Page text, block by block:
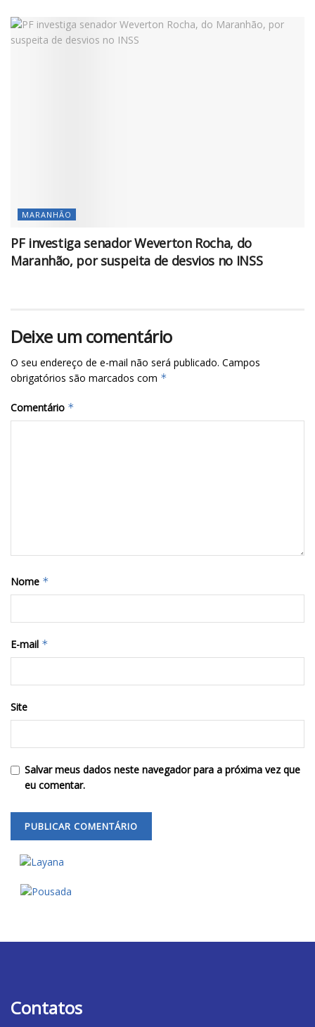
MARANHÃO
PF investiga senador Weverton Rocha, do
Maranhão, por suspeita de desvios no INSS
Deixe um comentário
O seu endereço de e-mail não será publicado. Campos
obrigatórios são marcados com *
Comentário *
Nome *
E-mail *
Site
Salvar meus dados neste navegador para a próxima vez que
eu comentar.
Contatos